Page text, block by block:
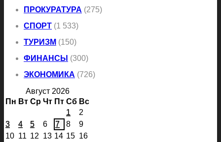
ПРОКУРАТУРА (275)
СПОРТ (1 533)
ТУРИЗМ (150)
ФИНАНСЫ (300)
ЭКОНОМИКА (726)
Август 2026
Пн Вт Ср Чт Пт Сб Вс
1
2
3
4 5 6 7 8
9
10 11 12 13 14 15 16